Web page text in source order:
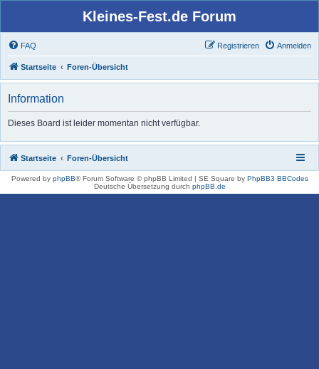
Kleines-Fest.de Forum
FAQ Anmelden
Registrieren
Startseite Foren-Übersicht
Information
Dieses Board ist leider momentan nicht verfügbar.
Startseite Foren-Übersicht
Powered by phpBB® Forum Software © phpBB Limited | SE Square by PhpBB3 BBCodes
Deutsche Übersetzung durch phpBB.de